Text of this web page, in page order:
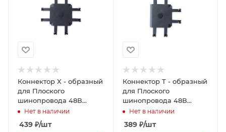
Коннектор X - образный
для Плоского
шинопровода 48В
48х48мм черный
MCPJX-A REDIGLE (100)
Нет в наличии
439 ₽/шт
Коннектор T - образный
для Плоского
шинопровода 48В
47х45мм черный MCPJT-
A REDIGLE (100)
Нет в наличии
389₽/шт